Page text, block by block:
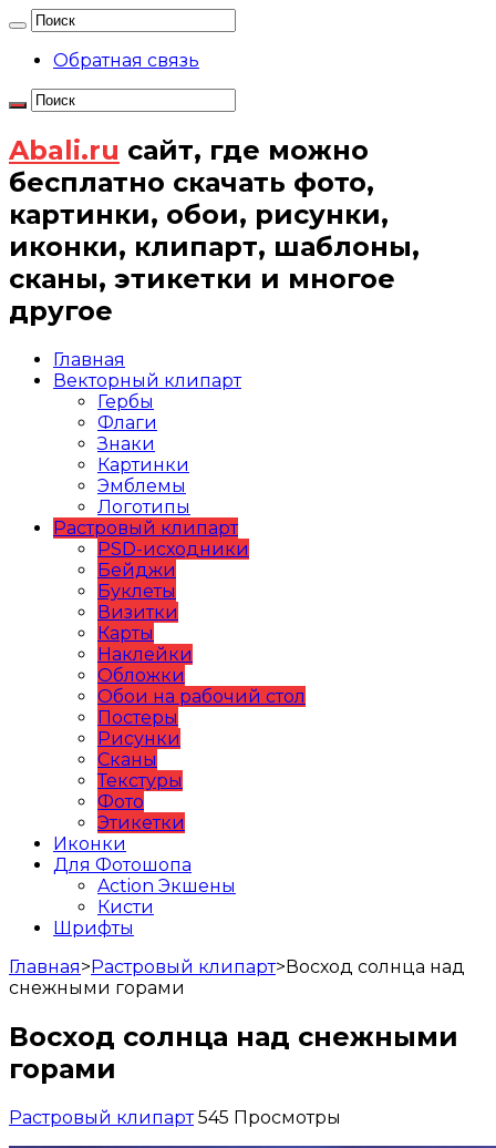
Обратная связь
Abali.ru сайт, где можно
бесплатно скачать фото,
картинки, обои, рисунки,
иконки, клипарт, шаблоны,
сканы, этикетки и многое
другое
Главная
Векторный клипарт
Гербы
Флаги
Знаки
Картинки
Эмблемы
Логотипы
Растровый клипарт
PSD-исходники
Бейджи
Буклеты
Визитки
Карты
Наклейки
Обложки
Обои на рабочий стол
Постеры
Рисунки
Сканы
Текстуры
Фото
Этикетки
Иконки
Для Фотошопа
Action Экшены
Кисти
Шрифты
Главная>Растровый клипарт>Восход солнца над
снежными горами
Восход солнца над снежными
горами
Растровый клипарт 545 Просмотры